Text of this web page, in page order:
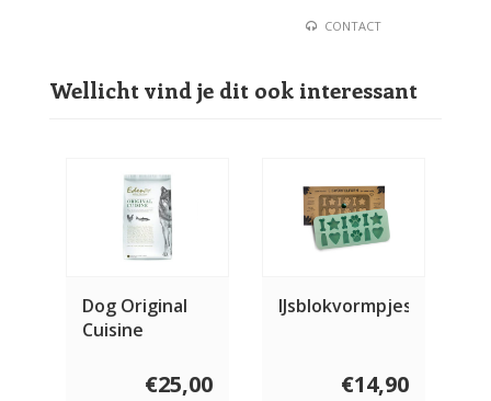
CONTACT
Wellicht vind je dit ook interessant
Dog Original
Cuisine
€25,00
IJsblokvormpjes
€14,90